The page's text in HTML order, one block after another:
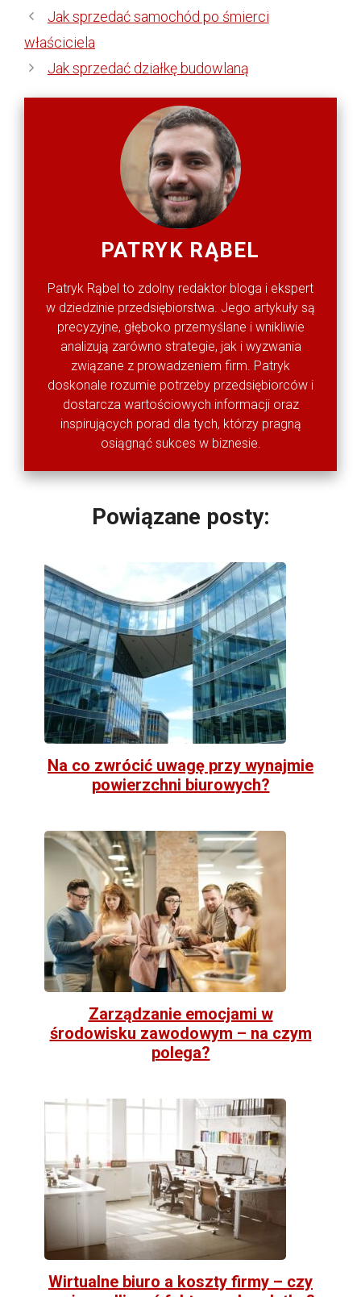
Jak sprzedać samochód po śmierci
właściciela
Jak sprzedać działkę budowlaną
PATRYK RĄBEL
Patryk Rąbel to zdolny redaktor bloga i ekspert
w dziedzinie przedsiębiorstwa. Jego artykuły są
precyzyjne, głęboko przemyślane i wnikliwie
analizują zarówno strategie, jak i wyzwania
związane z prowadzeniem firm. Patryk
doskonale rozumie potrzeby przedsiębiorców i
dostarcza wartościowych informacji oraz
inspirujących porad dla tych, którzy pragną
osiągnąć sukces w biznesie.
Powiązane posty:
Na co zwrócić uwagę przy wynajmie
powierzchni biurowych?
Zarządzanie emocjami w
środowisku zawodowym – na czym
polega?
Wirtualne biuro a koszty firmy – czy